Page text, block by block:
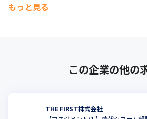
もっと見る
この企業の他の
THE FIRST株式会社